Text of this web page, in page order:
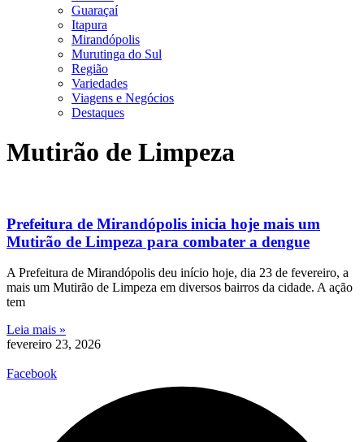
Guaraçaí
Itapura
Mirandópolis
Murutinga do Sul
Região
Variedades
Viagens e Negócios
Destaques
Mutirão de Limpeza
Prefeitura de Mirandópolis inicia hoje mais um
Mutirão de Limpeza para combater a dengue
A Prefeitura de Mirandópolis deu início hoje, dia 23 de fevereiro, a
mais um Mutirão de Limpeza em diversos bairros da cidade. A ação
tem
Leia mais »
fevereiro 23, 2026
Facebook